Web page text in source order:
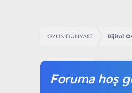
OYUN DÜNYASI Dijital
Foruma hoş